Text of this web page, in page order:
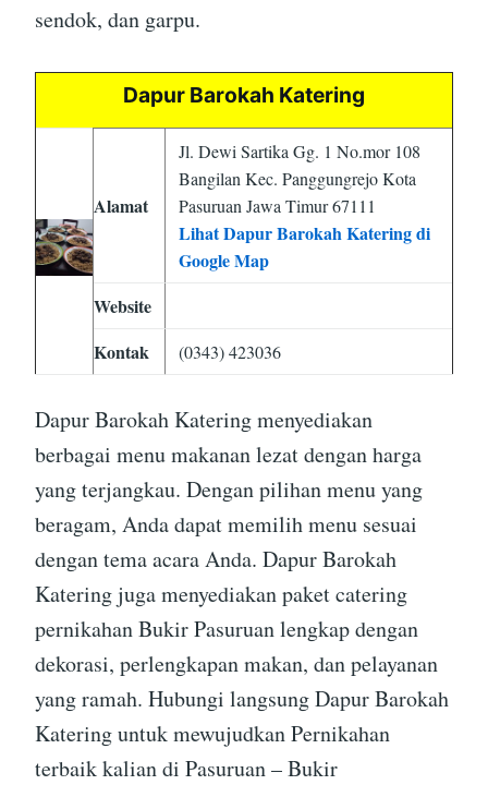
sendok, dan garpu.
Dapur Barokah Katering
Alamat
Jl. Dewi Sartika Gg. 1 No.mor 108
Bangilan Kec. Panggungrejo Kota
Pasuruan Jawa Timur 67111
Lihat Dapur Barokah Katering di
Google Map
Website
Kontak
(0343) 423036
Dapur Barokah Katering menyediakan
berbagai menu makanan lezat dengan harga
yang terjangkau. Dengan pilihan menu yang
beragam, Anda dapat memilih menu sesuai
dengan tema acara Anda. Dapur Barokah
Katering juga menyediakan paket catering
pernikahan Bukir Pasuruan lengkap dengan
dekorasi, perlengkapan makan, dan pelayanan
yang ramah. Hubungi langsung Dapur Barokah
Katering untuk mewujudkan Pernikahan
terbaik kalian di Pasuruan – Bukir